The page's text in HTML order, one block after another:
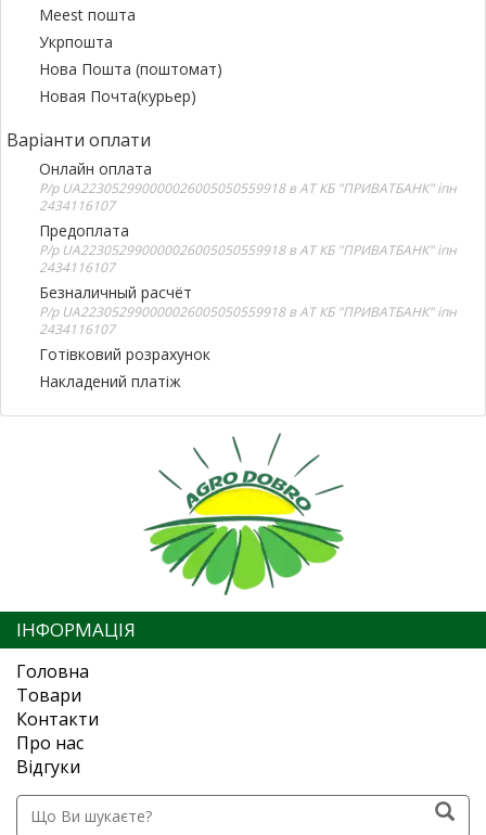
Meest пошта
Укрпошта
Нова Пошта (поштомат)
Новая Почта(курьер)
Варіанти оплати
Онлайн оплата
Р/р UA223052990000026005050559918 в АТ КБ "ПРИВАТБАНК" іпн
2434116107
Предоплата
Р/р UA223052990000026005050559918 в АТ КБ "ПРИВАТБАНК" іпн
2434116107
Безналичный расчёт
Р/р UA223052990000026005050559918 в АТ КБ "ПРИВАТБАНК" іпн
2434116107
Готівковий розрахунок
Накладений платіж
ІНФОРМАЦІЯ
Головна
Товари
Контакти
Про нас
Відгуки